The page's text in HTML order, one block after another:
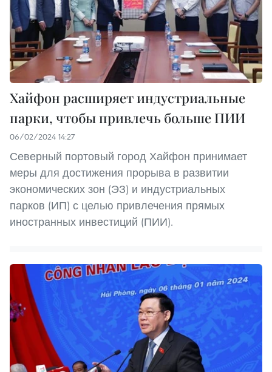
Хайфон расширяет индустриальные
парки, чтобы привлечь больше ПИИ
06/02/2024 14:27
Северный портовый город Хайфон принимает
меры для достижения прорыва в развитии
экономических зон (ЭЗ) и индустриальных
парков (ИП) с целью привлечения прямых
иностранных инвестиций (ПИИ).